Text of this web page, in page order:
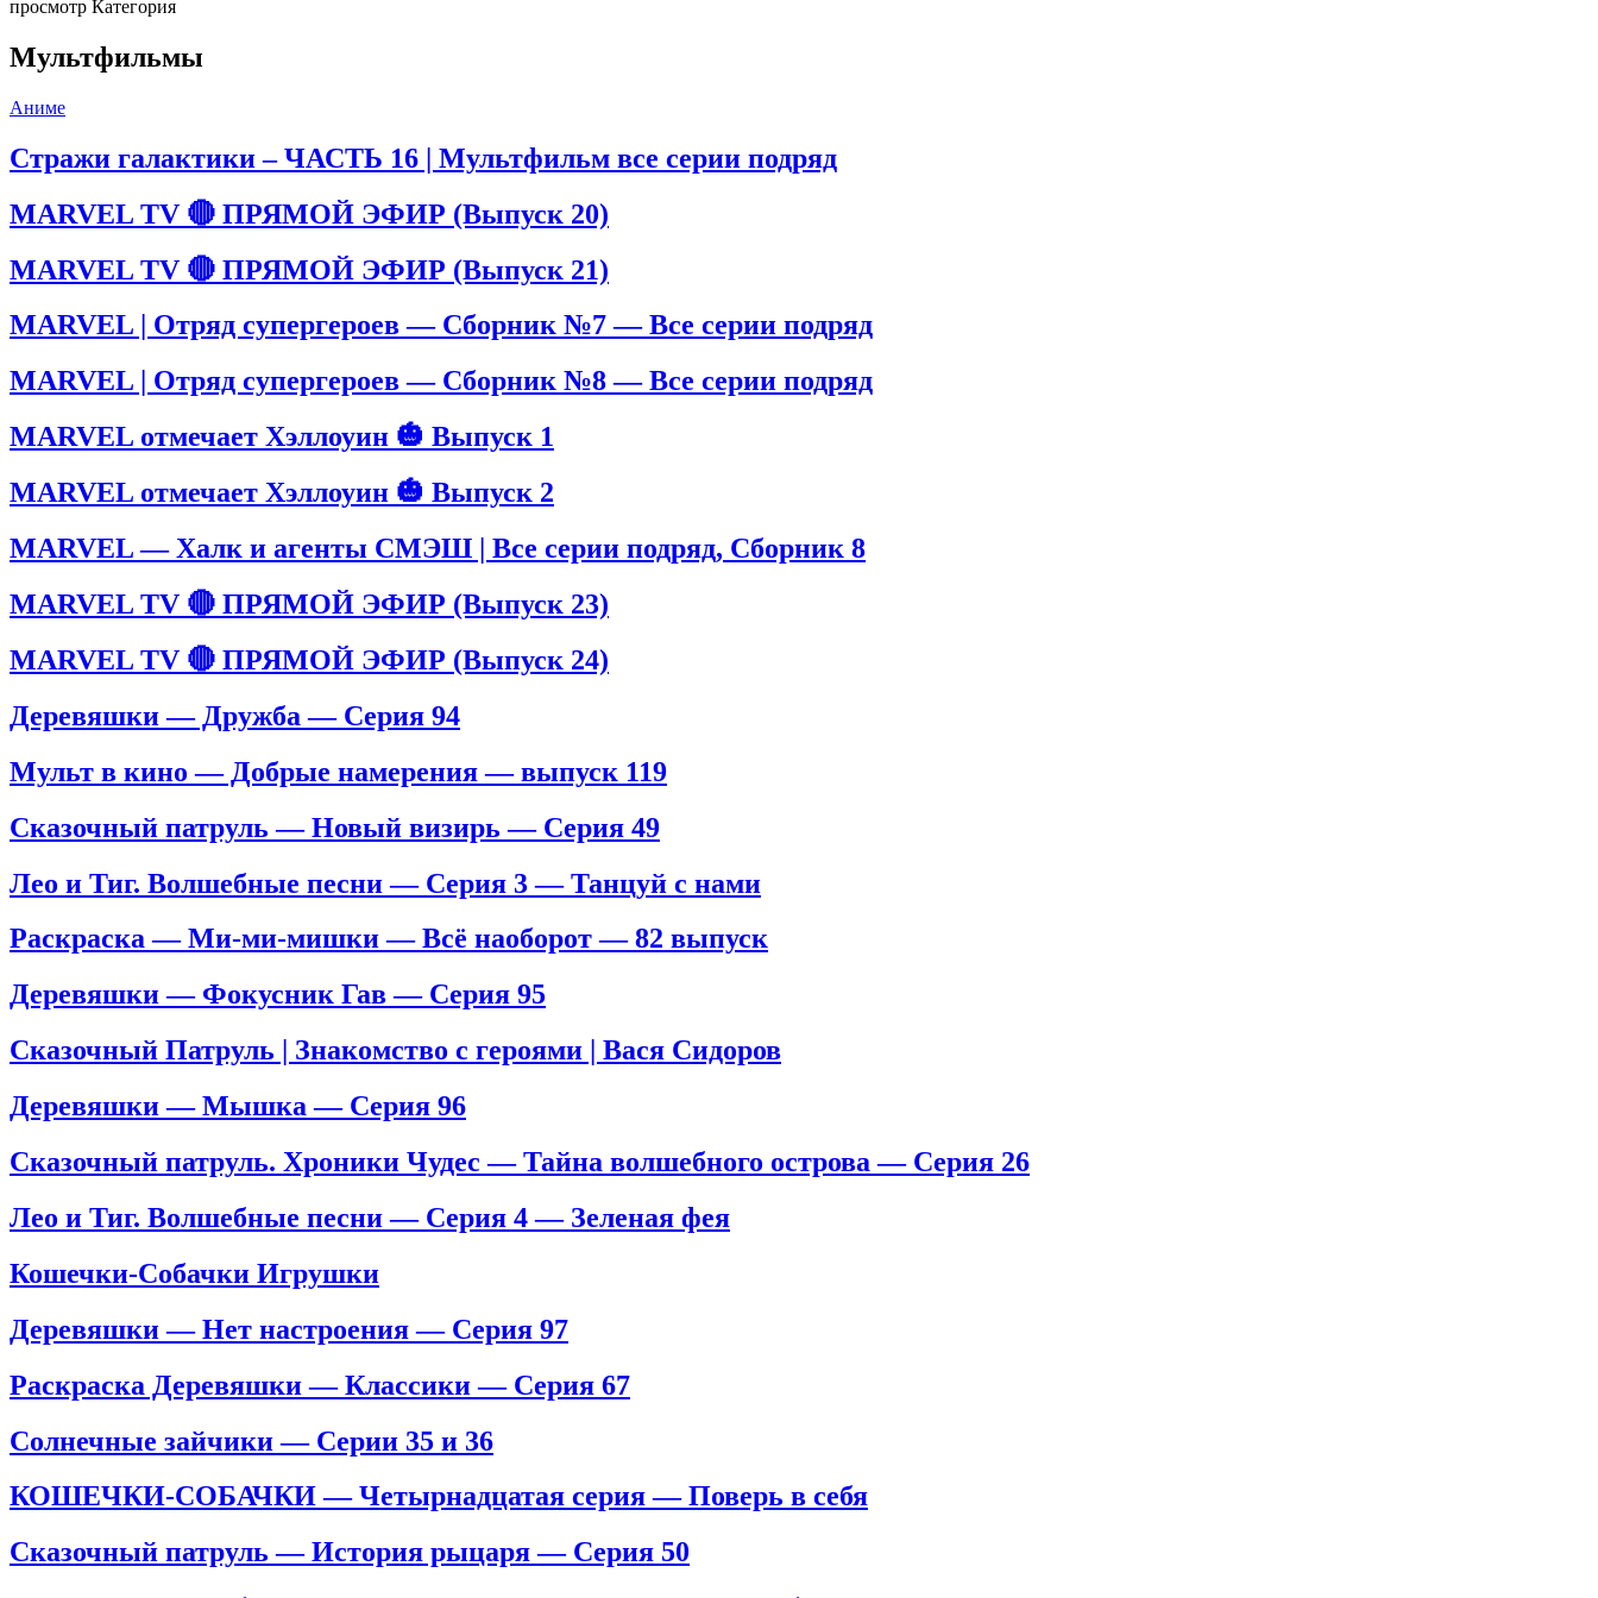
просмотр Категория
Мультфильмы
Аниме
Стражи галактики – ЧАСТЬ 16 | Мультфильм все серии подряд
MARVEL TV 🔴 ПРЯМОЙ ЭФИР (Выпуск 20)
MARVEL TV 🔴 ПРЯМОЙ ЭФИР (Выпуск 21)
MARVEL | Отряд супергероев — Сборник №7 — Все серии подряд
MARVEL | Отряд супергероев — Сборник №8 — Все серии подряд
MARVEL отмечает Хэллоуин 🎃 Выпуск 1
MARVEL отмечает Хэллоуин 🎃 Выпуск 2
MARVEL — Халк и агенты СМЭШ | Все серии подряд, Сборник 8
MARVEL TV 🔴 ПРЯМОЙ ЭФИР (Выпуск 23)
MARVEL TV 🔴 ПРЯМОЙ ЭФИР (Выпуск 24)
Деревяшки — Дружба — Серия 94
Мульт в кино — Добрые намерения — выпуск 119
Сказочный патруль — Новый визирь — Серия 49
Лео и Тиг. Волшебные песни — Серия 3 — Танцуй с нами
Раскраска — Ми-ми-мишки — Всё наоборот — 82 выпуск
Деревяшки — Фокусник Гав — Серия 95
Сказочный Патруль | Знакомство с героями | Вася Сидоров
Деревяшки — Мышка — Серия 96
Сказочный патруль. Хроники Чудес — Тайна волшебного острова — Серия 26
Лео и Тиг. Волшебные песни — Серия 4 — Зеленая фея
Кошечки-Собачки Игрушки
Деревяшки — Нет настроения — Серия 97
Раскраска Деревяшки — Классики — Серия 67
Солнечные зайчики — Серии 35 и 36
КОШЕЧКИ-СОБАЧКИ — Четырнадцатая серия — Поверь в себя
Сказочный патруль — История рыцаря — Серия 50